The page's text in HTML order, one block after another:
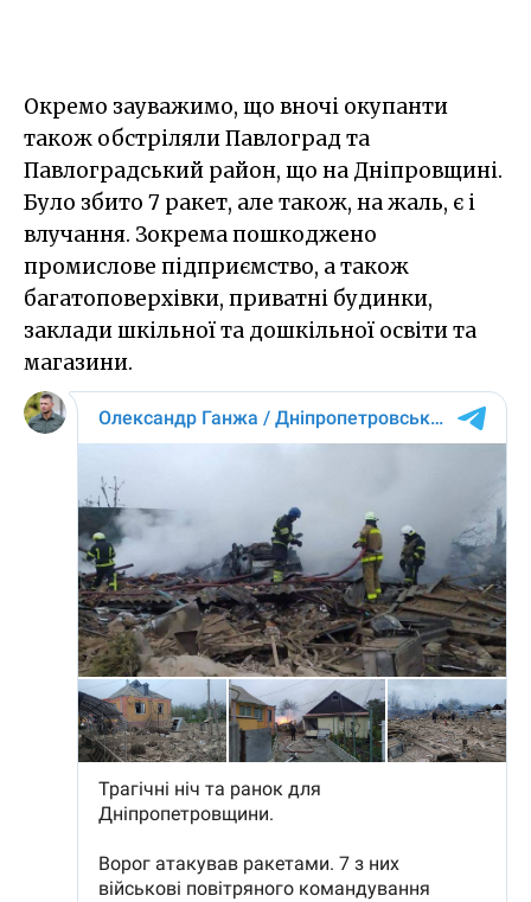
Окремо зауважимо, що вночі окупанти
також обстріляли Павлоград та
Павлоградський район, що на Дніпровщині.
Було збито 7 ракет, але також, на жаль, є і
влучання. Зокрема пошкоджено
промислове підприємство, а також
багатоповерхівки, приватні будинки,
заклади шкільної та дошкільної освіти та
магазини.